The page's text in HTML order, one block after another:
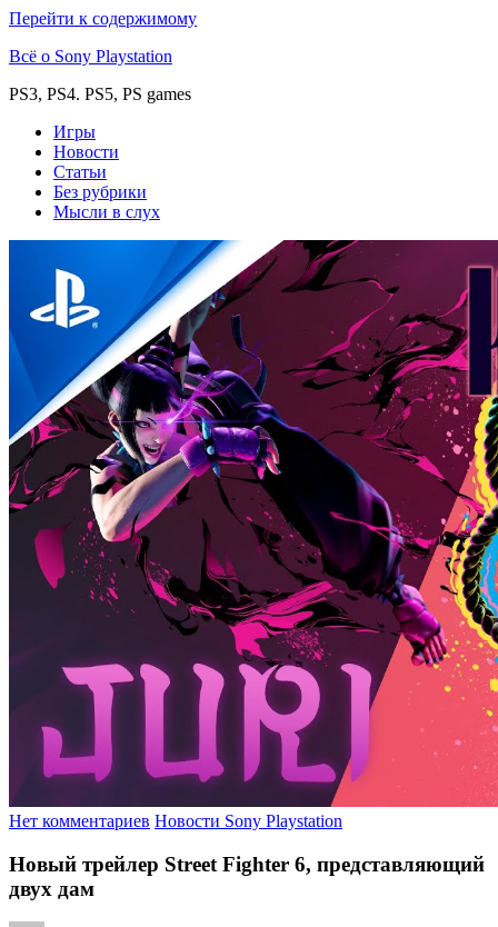
Перейти к содержимому
Всё о Sony Playstation
PS3, PS4. PS5, PS games
Игры
Новости
Статьи
Без рубрики
Мысли в слух
Нет комментариев Новости Sony Playstation
Новый трейлер Street Fighter 6, представляющий
двух дам